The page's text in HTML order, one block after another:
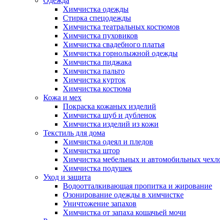
Химчистка одежды
Стирка спецодежды
Химчистка театральных костюмов
Химчистка пуховиков
Химчистка свадебного платья
Химчистка горнолыжной одежды
Химчистка пиджака
Химчистка пальто
Химчистка курток
Химчистка костюма
Кожа и мех
Покраска кожаных изделий
Химчистка шуб и дубленок
Химчистка изделий из кожи
Текстиль для дома
Химчистка одеял и пледов
Химчистка штор
Химчистка мебельных и автомобильных
Химчистка подушек
Уход и защита
Водоотталкивающая пропитка и жирование
Озонирование одежды в химчистке
Уничтожение запахов
Химчистка от запаха кошачьей мочи